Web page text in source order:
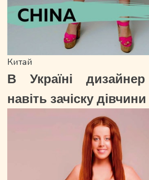
Китай
В Україні
навіть зачіску дівчини